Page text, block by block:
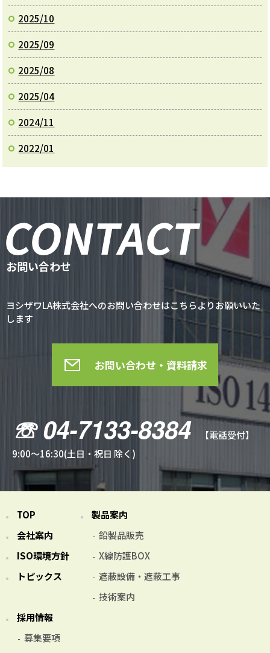
2025/10
2025/09
2025/08
2025/04
2024/11
2022/01
お問い合わせ
ヨシザワLA株式会社へのお問い合わせはこちらよりお願いいた
します
お問い合わせ・資料請求
☏ 04-7133-8384 【電話受付】
9:00～16:30(土日・祝日 除く)
TOP
会社案内
ISO環境方針
トピックス
製品案内
鉛製品販売
X線防護BOX
遮蔽設備・遮蔽工事
技術案内
採用情報
募集要項